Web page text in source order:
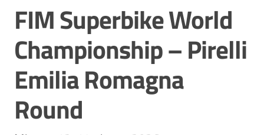
Sale
espositive
Comunicazione
e
multimedia
Salta al contenuto
FIM Superbike World
Championship – Pirelli
Emilia Romagna
Round